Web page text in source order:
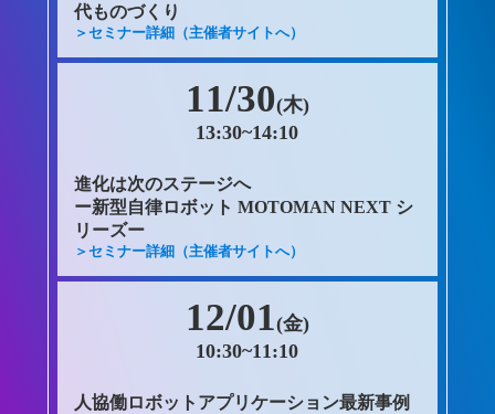
代ものづくり
＞セミナー詳細（主催者サイトへ）
11/30(木)
13:30~14:10
進化は次のステージへ
ー新型自律ロボット MOTOMAN NEXT シ
リーズー
＞セミナー詳細（主催者サイトへ）
12/01(金)
10:30~11:10
人協働ロボットアプリケーション最新事例